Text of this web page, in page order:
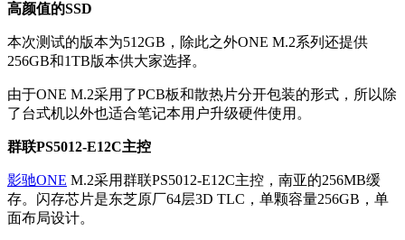
高颜值的SSD
本次测试的版本为512GB，除此之外ONE M.2系列还提供
256GB和1TB版本供大家选择。
由于ONE M.2采用了PCB板和散热片分开包装的形式，所以除
了台式机以外也适合笔记本用户升级硬件使用。
群联PS5012-E12C主控
影驰ONE M.2采用群联PS5012-E12C主控，南亚的256MB缓
存。 闪存芯片是东芝原厂64层3D TLC，单颗容量256GB，单
面布局设计。